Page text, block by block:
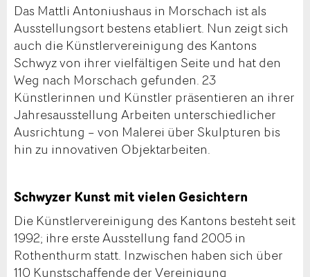
Das Mattli Antoniushaus in Morschach ist als
Ausstellungsort bestens etabliert. Nun zeigt sich
auch die Künstlervereinigung des Kantons
Schwyz von ihrer vielfältigen Seite und hat den
Weg nach Morschach gefunden. 23
Künstlerinnen und Künstler präsentieren an ihrer
Jahresausstellung Arbeiten unterschiedlicher
Ausrichtung – von Malerei über Skulpturen bis
hin zu innovativen Objektarbeiten.
Schwyzer Kunst mit vielen Gesichtern
Die Künstlervereinigung des Kantons besteht seit
1992; ihre erste Ausstellung fand 2005 in
Rothenthurm statt. Inzwischen haben sich über
110 Kunstschaffende der Vereinigung